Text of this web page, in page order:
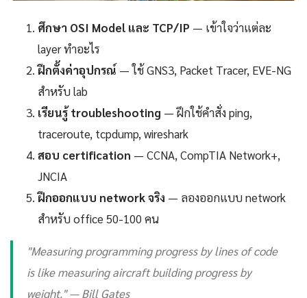
ศึกษา OSI Model และ TCP/IP — เข้าใจว่าแต่ละ
layer ทำอะไร
ฝึกตั้งค่าอุปกรณ์ — ใช้ GNS3, Packet Tracer, EVE-NG
สำหรับ lab
เรียนรู้ troubleshooting — ฝึกใช้คำสั่ง ping,
traceroute, tcpdump, wireshark
สอบ certification — CCNA, CompTIA Network+,
JNCIA
ฝึกออกแบบ network จริง — ลองออกแบบ network
สำหรับ office 50-100 คน
"Measuring programming progress by lines of code
is like measuring aircraft building progress by
weight." — Bill Gates